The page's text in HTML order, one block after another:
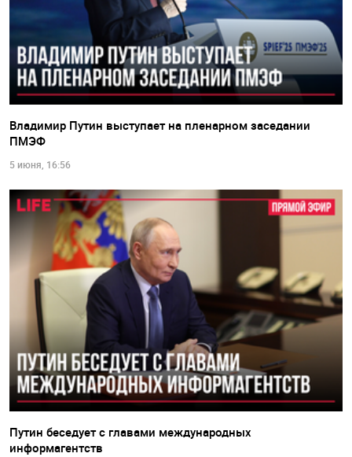
Владимир Путин выступает на пленарном заседании
ПМЭФ
5 июня, 16:56
Путин беседует с главами международных
информагентств